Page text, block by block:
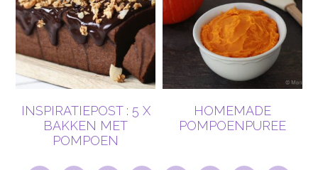
INSPIRATIEPOST : 5 X
BAKKEN MET
POMPOEN
HOMEMADE
POMPOENPUREE